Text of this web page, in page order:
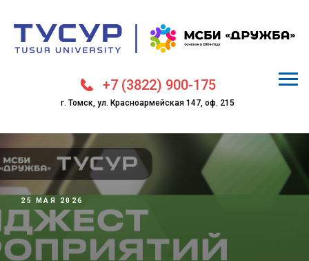
+7 (3822) 900-175
г. Томск, ул. Красноармейская 147, оф. 215
25 МАЯ 2026